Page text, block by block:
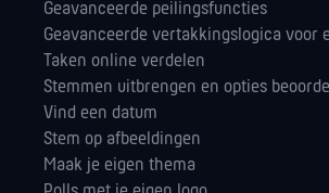
Geavanceerde peilingsfuncties
Geavanceerde vertakkingslogica voor
Taken online verdelen
Stemmen uitbrengen en opties
Vind een datum
Stem op afbeeldingen
Maak je eigen thema